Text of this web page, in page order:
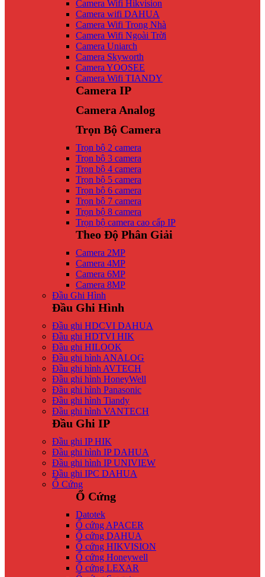
Camera Wifi Hikvision
Camera wifi DAHUA
Camera Wifi Trong Nhà
Camera Wifi Ngoài Trời
Camera Uniarch
Camera Skyworth
Camera YOOSEE
Camera Wifi TIANDY
Camera IP
Camera Analog
Trọn Bộ Camera
Trọn bộ 2 camera
Trọn bộ 3 camera
Trọn bộ 4 camera
Trọn bộ 5 camera
Trọn bộ 6 camera
Trọn bộ 7 camera
Trọn bộ 8 camera
Trọn bộ camera cao cấp IP
Theo Độ Phân Giải
Camera 2MP
Camera 4MP
Camera 6MP
Camera 8MP
Đầu Ghi Hình
Đầu Ghi Hình
Đầu ghi HDCVI DAHUA
Đầu ghi HDTVI HIK
Đầu ghi HILOOK
Đầu ghi hình ANALOG
Đầu ghi hình AVTECH
Đầu ghi hình HoneyWell
Đầu ghi hình Panasonic
Đầu ghi hình Tiandy
Đầu ghi hình VANTECH
Đầu Ghi IP
Đầu ghi IP HIK
Đầu ghi hình IP DAHUA
Đầu ghi hình IP UNIVIEW
Đầu ghi IPC DAHUA
Ổ Cứng
Ổ Cứng
Datotek
Ổ cứng APACER
Ổ cứng DAHUA
Ổ cứng HIKVISION
Ổ cứng Honeywell
Ổ cứng LEXAR